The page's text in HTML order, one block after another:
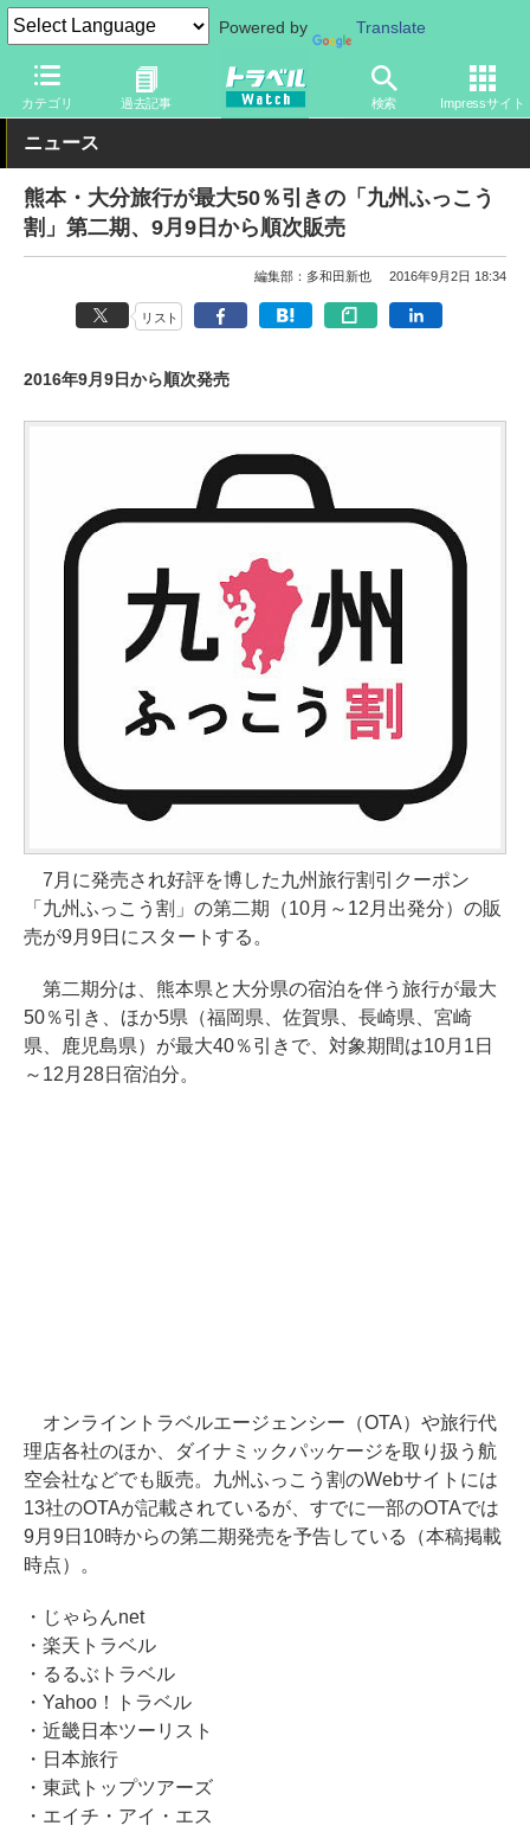
Powered by Translate
カテゴリ 過去記事 検索 Impressサイト
トラベル Watch 地域 国内旅行 九州
ニュース
熊本・大分旅行が最大50％引きの「九州ふっこう
割」第二期、9月9日から順次販売
編集部：多和田新也 2016年9月2日 18:34
リスト
2016年9月9日から順次発売
7月に発売され好評を博した九州旅行割引クーポン
「九州ふっこう割」の第二期（10月～12月出発分）の販
売が9月9日にスタートする。
第二期分は、熊本県と大分県の宿泊を伴う旅行が最大
50％引き、ほか5県（福岡県、佐賀県、長崎県、宮崎
県、鹿児島県）が最大40％引きで、対象期間は10月1日
～12月28日宿泊分。
オンライントラベルエージェンシー（OTA）や旅行代
理店各社のほか、ダイナミックパッケージを取り扱う航
空会社などでも販売。九州ふっこう割のWebサイトには
13社のOTAが記載されているが、すでに一部のOTAでは
9月9日10時からの第二期発売を予告している（本稿掲載
時点）。
・じゃらんnet
・楽天トラベル
・るるぶトラベル
・Yahoo！トラベル
・近畿日本ツーリスト
・日本旅行
・東武トップツアーズ
・エイチ・アイ・エス